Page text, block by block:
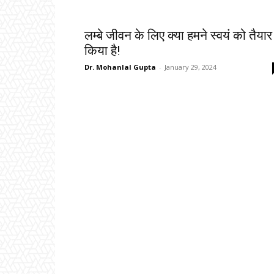
लम्बे जीवन के लिए क्या हमने स्वयं को तैयार
किया है!
Dr. Mohanlal Gupta - January 29, 2024